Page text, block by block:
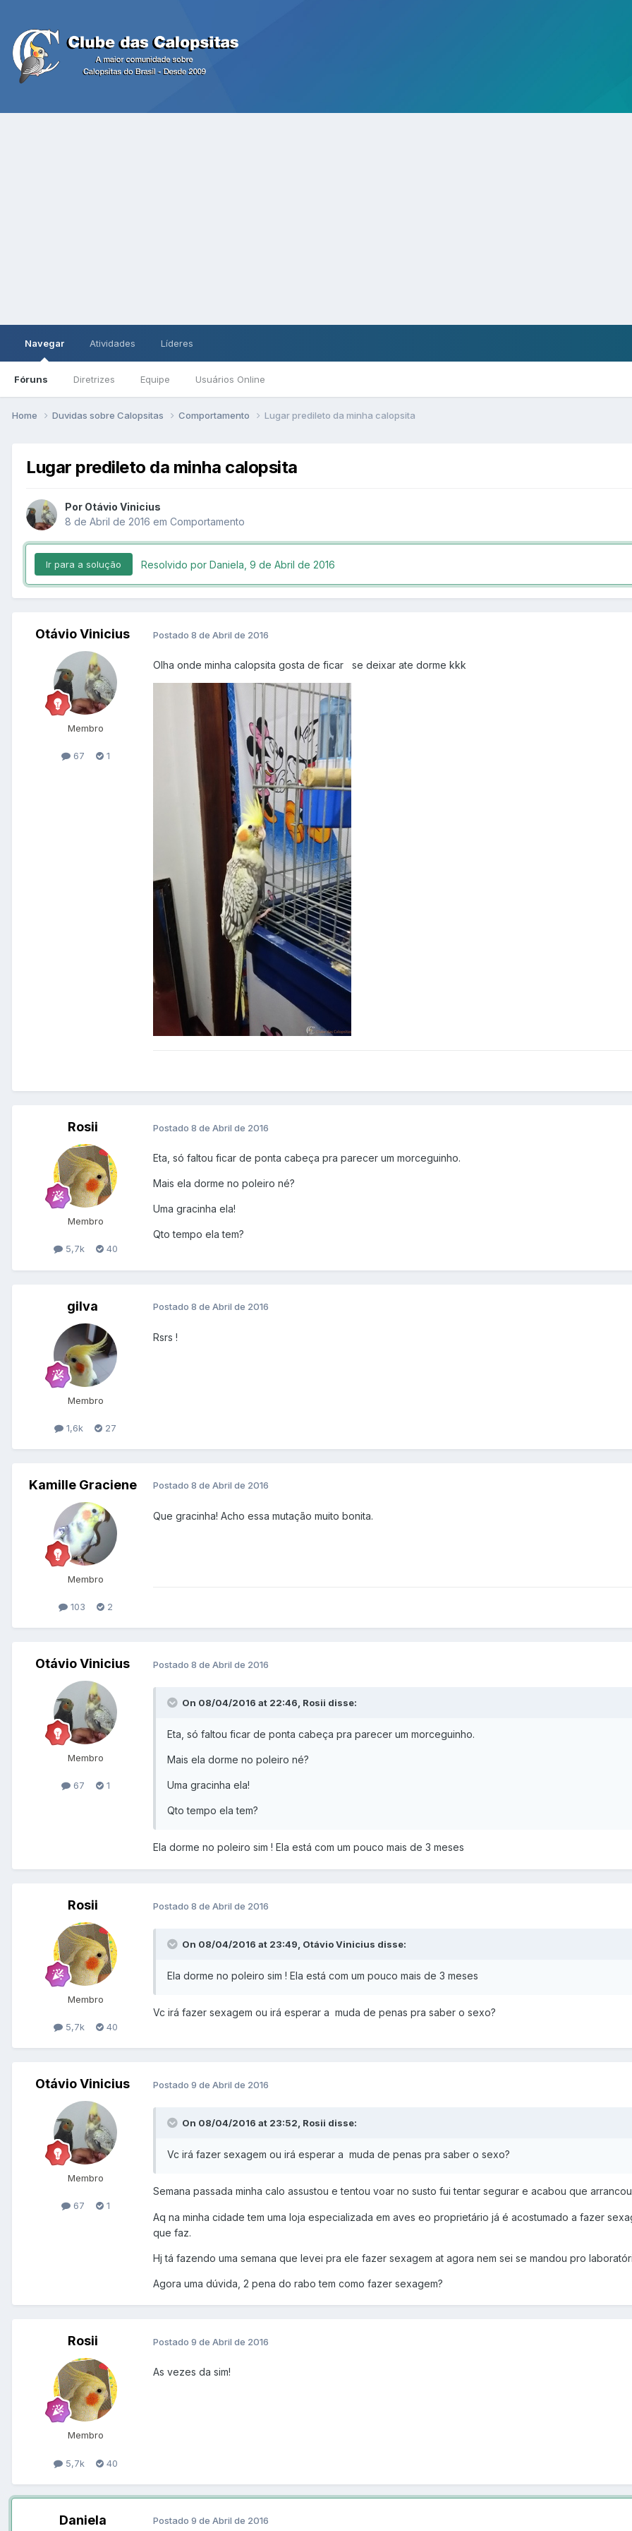
Navegar
Fóruns Diretrizes Equipe Usuários Online
Atividades Líderes
Home Duvidas sobre Calopsitas Comportamento Lugar predileto da minha calopsita
Lugar predileto da minha calopsita
Por Otávio Vinicius
8 de Abril de 2016 em Comportamento
Ir para a solução Resolvido por Daniela, 9 de Abril de 2016
Otávio Vinicius
Membro
67 1
Postado 8 de Abril de 2016
Olha onde minha calopsita gosta de ficar se deixar ate dorme kkk
Rosii
Membro
5,7k 40
Postado 8 de Abril de 2016
Eta, só faltou ficar de ponta cabeça pra parecer um morceguinho.
Mais ela dorme no poleiro né?
Uma gracinha ela!
Qto tempo ela tem?
gilva
Membro
1,6k 27
Postado 8 de Abril de 2016
Rsrs !
Kamille Graciene
Membro
103 2
Postado 8 de Abril de 2016
Que gracinha! Acho essa mutação muito bonita.
Otávio Vinicius
Membro
67 1
Postado 8 de Abril de 2016
On 08/04/2016 at 22:46, Rosii disse:
Eta, só faltou ficar de ponta cabeça pra parecer um morceguinho.
Mais ela dorme no poleiro né?
Uma gracinha ela!
Qto tempo ela tem?
Ela dorme no poleiro sim ! Ela está com um pouco mais de 3 meses
Rosii
Membro
5,7k 40
Postado 8 de Abril de 2016
On 08/04/2016 at 23:49, Otávio Vinicius disse:
Ela dorme no poleiro sim ! Ela está com um pouco mais de 3 meses
Vc irá fazer sexagem ou irá esperar a muda de penas pra saber o sexo?
Otávio Vinicius
Membro
67 1
Postado 9 de Abril de 2016
On 08/04/2016 at 23:52, Rosii disse:
Vc irá fazer sexagem ou irá esperar a muda de penas pra saber o sexo?
Semana passada minha calo assustou e tentou voar no susto fui tentar segurar e acabou que
Aq na minha cidade tem uma loja especializada em aves eo proprietário já é acostumado a fazer
que faz.
Hj tá fazendo uma semana que levei pra ele fazer sexagem at agora nem sei se mandou pro
Agora uma dúvida, 2 pena do rabo tem como fazer sexagem?
Rosii
Membro
5,7k 40
Postado 9 de Abril de 2016
As vezes da sim!
Daniela Postado 9 de Abril de 2016